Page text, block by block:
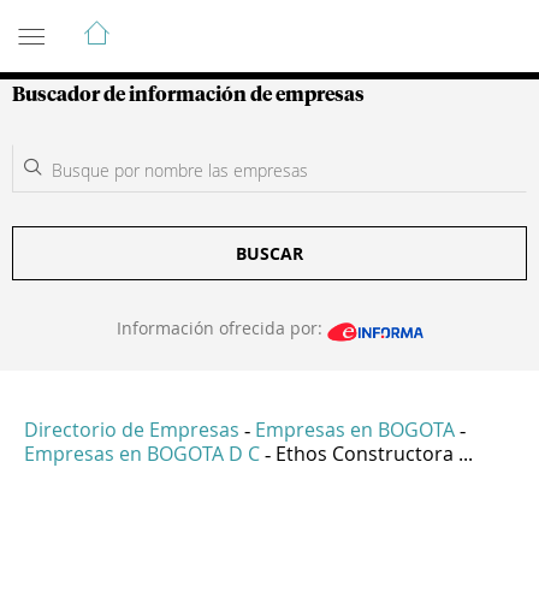
Guía de Empresas Colombianas
Buscador de información de empresas
BUSCAR
Información ofrecida por:
Directorio de Empresas - Empresas en BOGOTA -
Empresas en BOGOTA D C - Ethos Constructora ...